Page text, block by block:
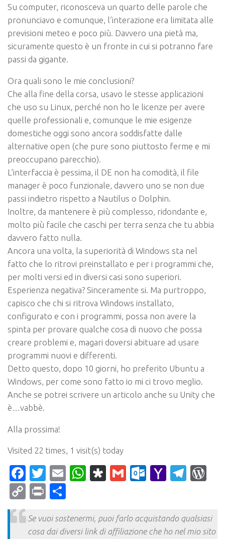
Su computer, riconosceva un quarto delle parole che
pronunciavo e comunque, l’interazione era limitata alle
previsioni meteo e poco più. Davvero una pietà ma,
sicuramente questo è un fronte in cui si potranno fare
passi da gigante.
Ora quali sono le mie conclusioni?
Che alla fine della corsa, usavo le stesse applicazioni
che uso su Linux, perché non ho le licenze per avere
quelle professionali e, comunque le mie esigenze
domestiche oggi sono ancora soddisfatte dalle
alternative open (che pure sono piuttosto ferme e mi
preoccupano parecchio).
L’interfaccia è pessima, il DE non ha comodità, il file
manager è poco funzionale, davvero uno se non due
passi indietro rispetto a Nautilus o Dolphin.
Inoltre, da mantenere è più complesso, ridondante e,
molto più facile che caschi per terra senza che tu abbia
davvero fatto nulla.
Ancora una volta, la superiorità di Windows sta nel
fatto che lo ritrovi preinstallato e per i programmi che,
per molti versi ed in diversi casi sono superiori.
Esperienza negativa? Sinceramente si. Ma purtroppo,
capisco che chi si ritrova Windows installato,
configurato e con i programmi, possa non avere la
spinta per provare qualche cosa di nuovo che possa
creare problemi e, magari doversi abituare ad usare
programmi nuovi e differenti.
Detto questo, dopo 10 giorni, ho preferito Ubuntu a
Windows, per come sono fatto io mi ci trovo meglio.
Anche se potrei scrivere un articolo anche su Unity che
è…vabbè.
Alla prossima!
Visited 22 times, 1 visit(s) today
Facebook
Twitter
EmailWhatsApp
Diaspora
Gmail Yahoo
CopyPrint
Se vuoi sostenermi, puoi farlo acquistando qualsiasi
cosa dai diversi link di affiliazione che ho nel mio sito